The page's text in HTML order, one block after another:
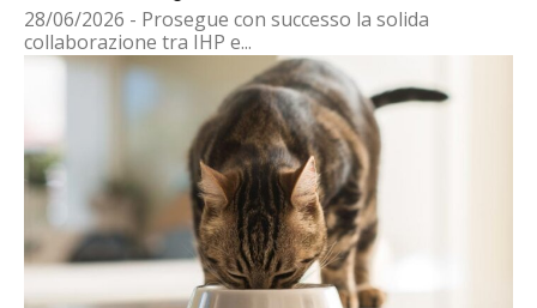
28/06/2026 - Prosegue con successo la solida
collaborazione tra IHP e...